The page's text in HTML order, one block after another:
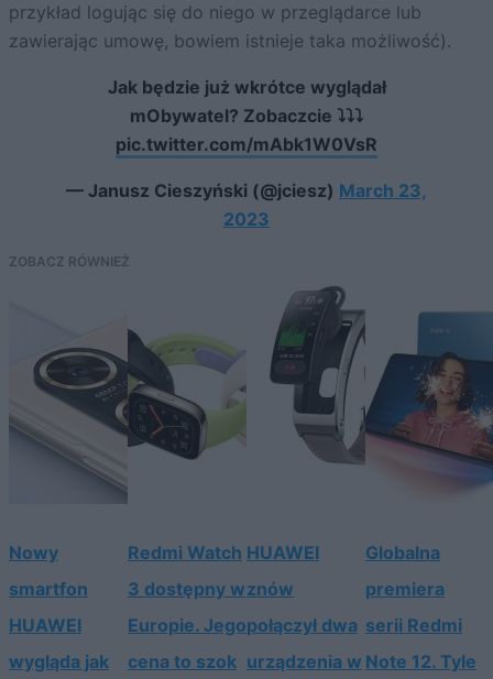
przykład logując się do niego w przeglądarce lub
zawierając umowę, bowiem istnieje taka możliwość).
Jak będzie już wkrótce wyglądał
mObywatel? Zobaczcie ⤵️⤵️⤵️
pic.twitter.com/mAbk1W0VsR
— Janusz Cieszyński (@jciesz) March 23,
2023
ZOBACZ RÓWNIEŻ
Nowy
smartfon
HUAWEI
wygląda jak
Redmi Watch
3 dostępny w
Europie. Jego
cena to szok
HUAWEI
znów
połączył dwa
urządzenia w
Globalna
premiera
serii Redmi
Note 12. Tyle